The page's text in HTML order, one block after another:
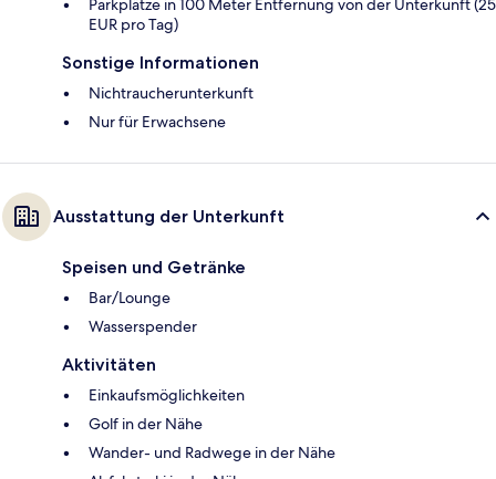
Parkplätze in 100 Meter Entfernung von der Unterkunft (25
EUR pro Tag)
Sonstige Informationen
Nichtraucherunterkunft
Nur für Erwachsene
Ausstattung der Unterkunft
Speisen und Getränke
Bar/Lounge
Wasserspender
Aktivitäten
Einkaufsmöglichkeiten
Golf in der Nähe
Wander- und Radwege in der Nähe